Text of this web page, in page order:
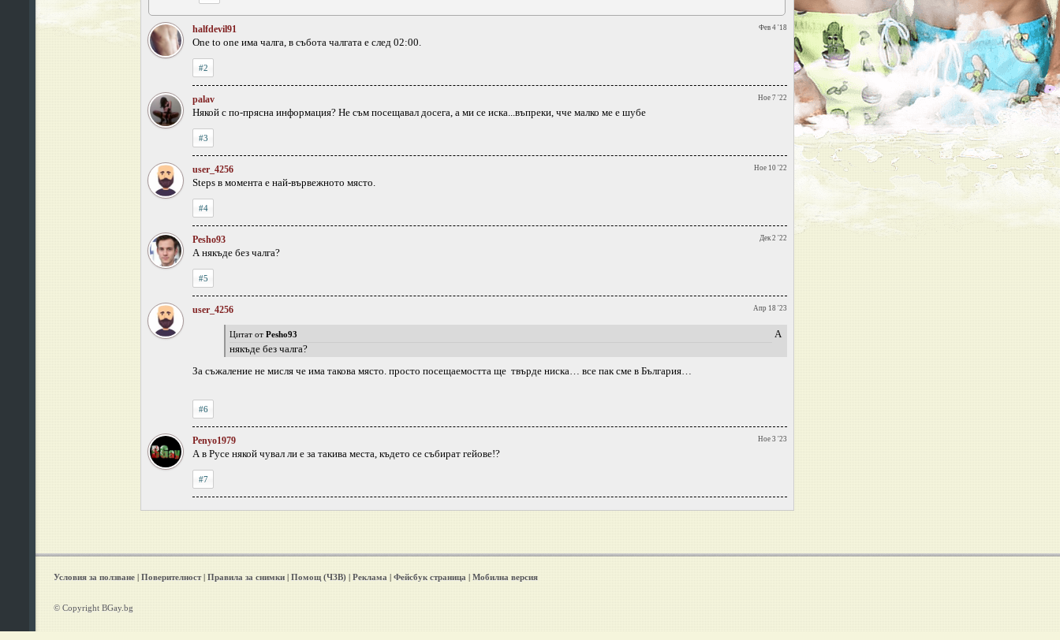
halfdevil91 Фев 4 '18
One to one има чалга, в събота чалгата е след 02:00.
#2
palav Ное 7 '22
Някой с по-прясна информация? Не съм посещавал досега, а ми се иска...въпреки, чче малко ме е шубе
#3
user_4256 Ное 10 '22
Steps в момента е най-вървежното място.
#4
Pesho93 Дек 2 '22
А някъде без чалга?
#5
user_4256 Апр 18 '23
Цитат от Pesho93
А
някъде без чалга?
За съжаление не мисля че има такова място. просто посещаемостта ще твърде ниска… все пак сме в България…
#6
Penyo1979 Ное 3 '23
А в Русе някой чувал ли е за такива места, където се събират гейове!?
#7
Условия за ползване | Поверителност| Правила за снимки | Помощ (ЧЗВ) | Реклама | Фейсбук страница | Мобилна версия
© Copyright BGay.bg